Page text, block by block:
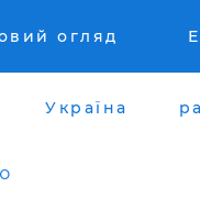
огляд
Україна